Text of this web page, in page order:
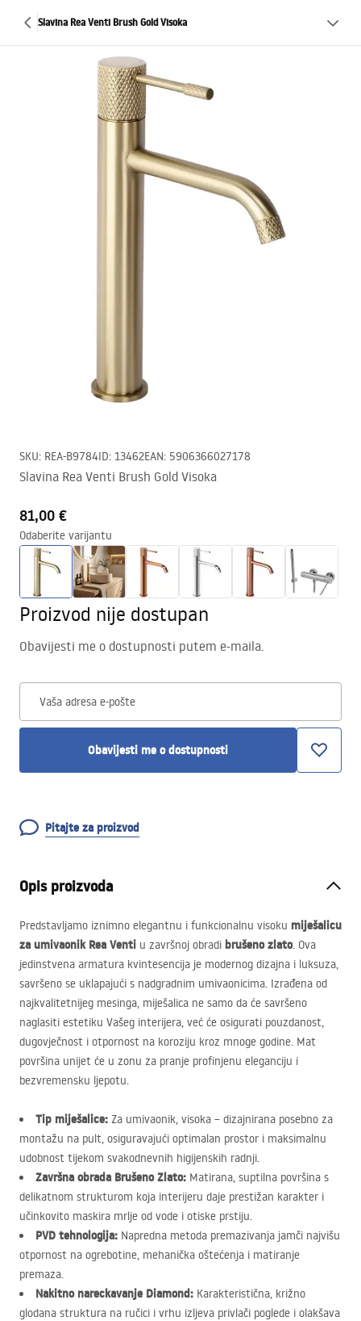
Slavina Rea Venti Brush Gold Visoka
SKU: REA-B9784ID: 13462EAN: 5906366027178
Slavina Rea Venti Brush Gold Visoka
81,00 €
Odaberite varijantu
Proizvod nije dostupan
Obavijesti me o dostupnosti putem e-maila.
Vaša adresa e-pošte
Obavijesti me o dostupnosti
Pitajte za proizvod
Opis proizvoda
Predstavljamo iznimno elegantnu i funkcionalnu visoku miješalicu
za umivaonik Rea Venti u završnoj obradi brušeno zlato. Ova
jedinstvena armatura kvintesencija je modernog dizajna i luksuza,
savršeno se uklapajući s nadgradnim umivaonicima. Izrađena od
najkvalitetnijeg mesinga, miješalica ne samo da će savršeno
naglasiti estetiku Vašeg interijera, već će osigurati pouzdanost,
dugovječnost i otpornost na koroziju kroz mnoge godine. Mat
površina unijet će u zonu za pranje profinjenu eleganciju i
bezvremensku ljepotu.
Tip miješalice: Za umivaonik, visoka – dizajnirana posebno za
montažu na pult, osiguravajući optimalan prostor i maksimalnu
udobnost tijekom svakodnevnih higijenskih radnji.
Završna obrada Brušeno Zlato: Matirana, suptilna površina s
delikatnom strukturom koja interijeru daje prestižan karakter i
učinkovito maskira mrlje od vode i otiske prstiju.
PVD tehnologija: Napredna metoda premazivanja jamči najvišu
otpornost na ogrebotine, mehanička oštećenja i matiranje
premaza.
Nakitno nareckavanje Diamond: Karakteristična, križno
glodana struktura na ručici i vrhu izljeva privlači poglede i olakšava